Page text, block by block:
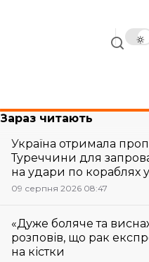
Зараз читають
Україна отримала
Туреччини для
на удари по
09 серпня 2026 08:47
«Дуже боляче та
розповів, що рак
на кістки